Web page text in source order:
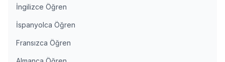
İngilizce Öğren
İspanyolca Öğren
Fransızca Öğren